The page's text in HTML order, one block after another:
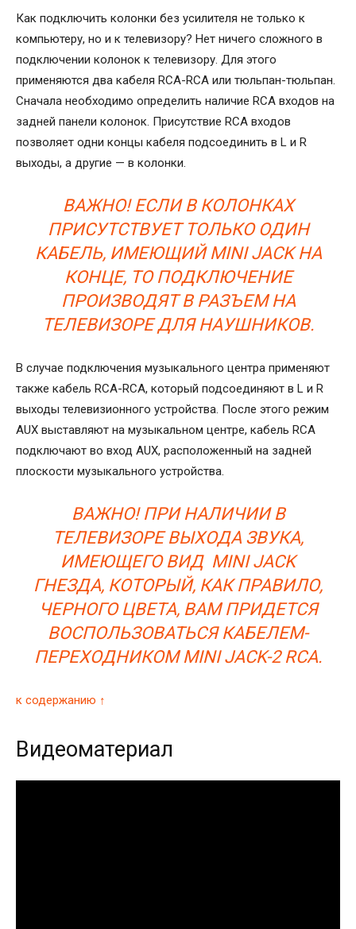
Как подключить колонки без усилителя не только к
компьютеру, но и к телевизору? Нет ничего сложного в
подключении колонок к телевизору. Для этого
применяются два кабеля RCA-RCA или тюльпан-тюльпан.
Сначала необходимо определить наличие RCA входов на
задней панели колонок. Присутствие RCA входов
позволяет одни концы кабеля подсоединить в L и R
выходы, а другие — в колонки.
ВАЖНО! ЕСЛИ В КОЛОНКАХ
ПРИСУТСТВУЕТ ТОЛЬКО ОДИН
КАБЕЛЬ, ИМЕЮЩИЙ MINI JACK НА
КОНЦЕ, ТО ПОДКЛЮЧЕНИЕ
ПРОИЗВОДЯТ В РАЗЪЕМ НА
ТЕЛЕВИЗОРЕ ДЛЯ НАУШНИКОВ.
В случае подключения музыкального центра применяют
также кабель RCA-RCA, который подсоединяют в L и R
выходы телевизионного устройства. После этого режим
AUX выставляют на музыкальном центре, кабель RCA
подключают во вход AUX, расположенный на задней
плоскости музыкального устройства.
ВАЖНО! ПРИ НАЛИЧИИ В
ТЕЛЕВИЗОРЕ ВЫХОДА ЗВУКА,
ИМЕЮЩЕГО ВИД MINI JACK
ГНЕЗДА, КОТОРЫЙ, КАК ПРАВИЛО,
ЧЕРНОГО ЦВЕТА, ВАМ ПРИДЕТСЯ
ВОСПОЛЬЗОВАТЬСЯ КАБЕЛЕМ-
ПЕРЕХОДНИКОМ MINI JACK-2 RCA.
к содержанию ↑
Видеоматериал